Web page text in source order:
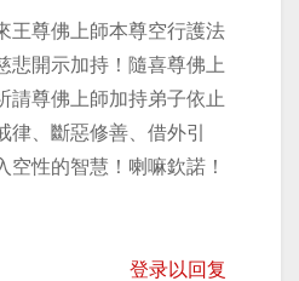
王尊佛上師本尊空行護法
悲開示加持！隨喜尊佛上
請尊佛上師加持弟子依止
、斷惡修善、借外引
空性的智慧！喇嘛欽諾！
登录以回复